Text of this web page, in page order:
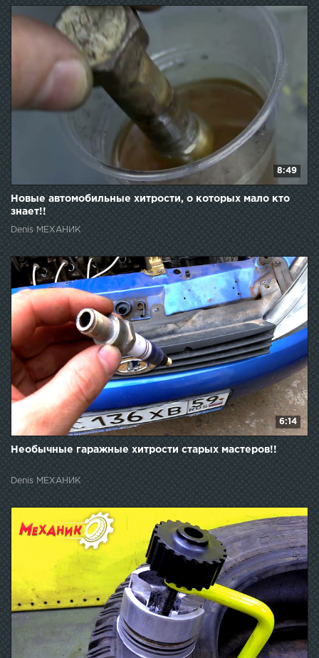
8:49
Новые автомобильные хитрости, о которых мало кто
знает!!
Denis МЕХАНИК
6:14
Необычные гаражные хитрости старых мастеров!!
Denis МЕХАНИК